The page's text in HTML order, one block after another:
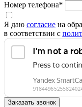
Номер телефона*
Я даю согласие на
в соответствии с